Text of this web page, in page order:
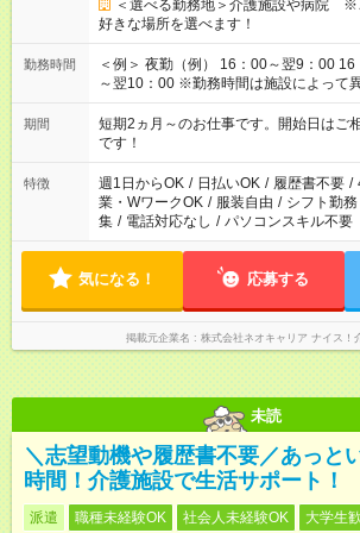
＜選べる勤務地＞介護施設や病院 ※
好きな場所を選べます！
勤務時間
＜例＞ 夜勤（例） 16：00～翌9：00
～翌10：00 ※勤務時間は施設によって異なります
みたい」 「しっかり稼ぎたい」 「もう
い」など ご希望にあったお仕事をご案内いた
の方の場合は1～2ヶ月間は日中での仕
仕事に慣れてからの夜勤になります。 ★家庭の都合でお休みが
必要な場合も遠慮なくご相談ください。
期間
短期2ヵ月～のお仕事です。開始日は
です！
特徴 週1日からOK / 日払いOK / 履歴書不要 /
業・WワークOK / 服装自由 / シフト勤務
集 / 電話対応なし / パソコンスキル不要
気になる！ 応募する
掲載元企業名 株式会社ネオキャリア ナイス！
未読
＼志望動機や履歴書不要／あっと
時間！介護施設で生活サポート！
派遣 職種未経験OK 社会人未経験OK 大学生